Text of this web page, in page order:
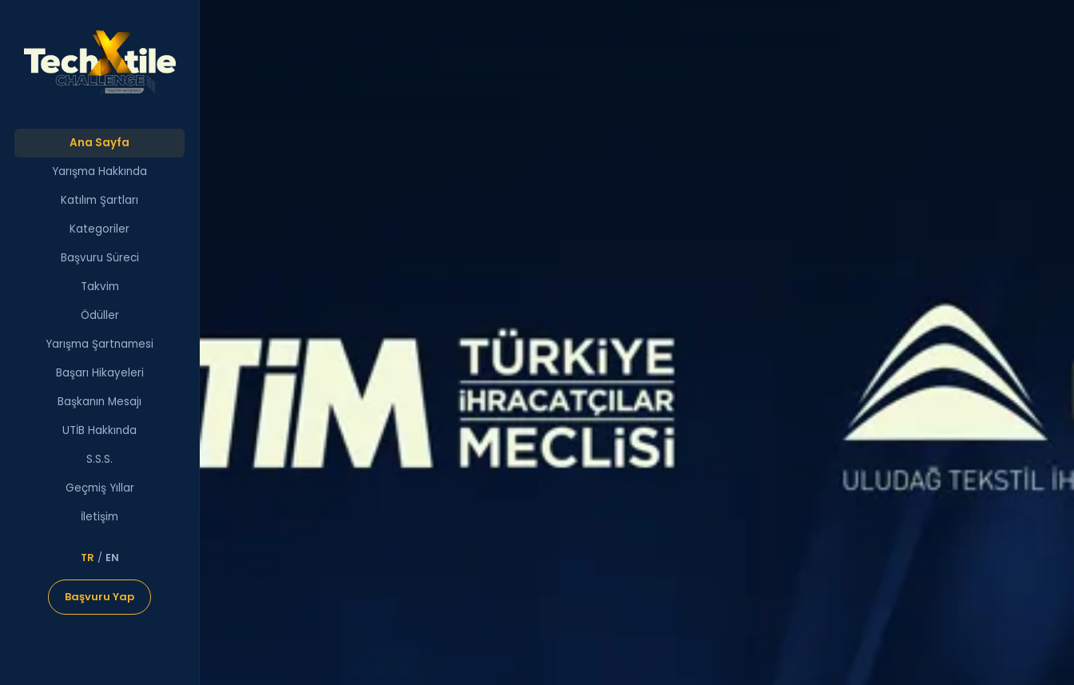
Ana Sayfa
Yarışma Hakkında
Katılım Şartları
Kategoriler
Başvuru Süreci
Takvim
Ödüller
Yarışma Şartnamesi
Başarı Hikayeleri
Başkanın Mesajı
UTİB Hakkında
S.S.S.
Geçmiş Yıllar
İletişim
TR / EN
Başvuru Yap